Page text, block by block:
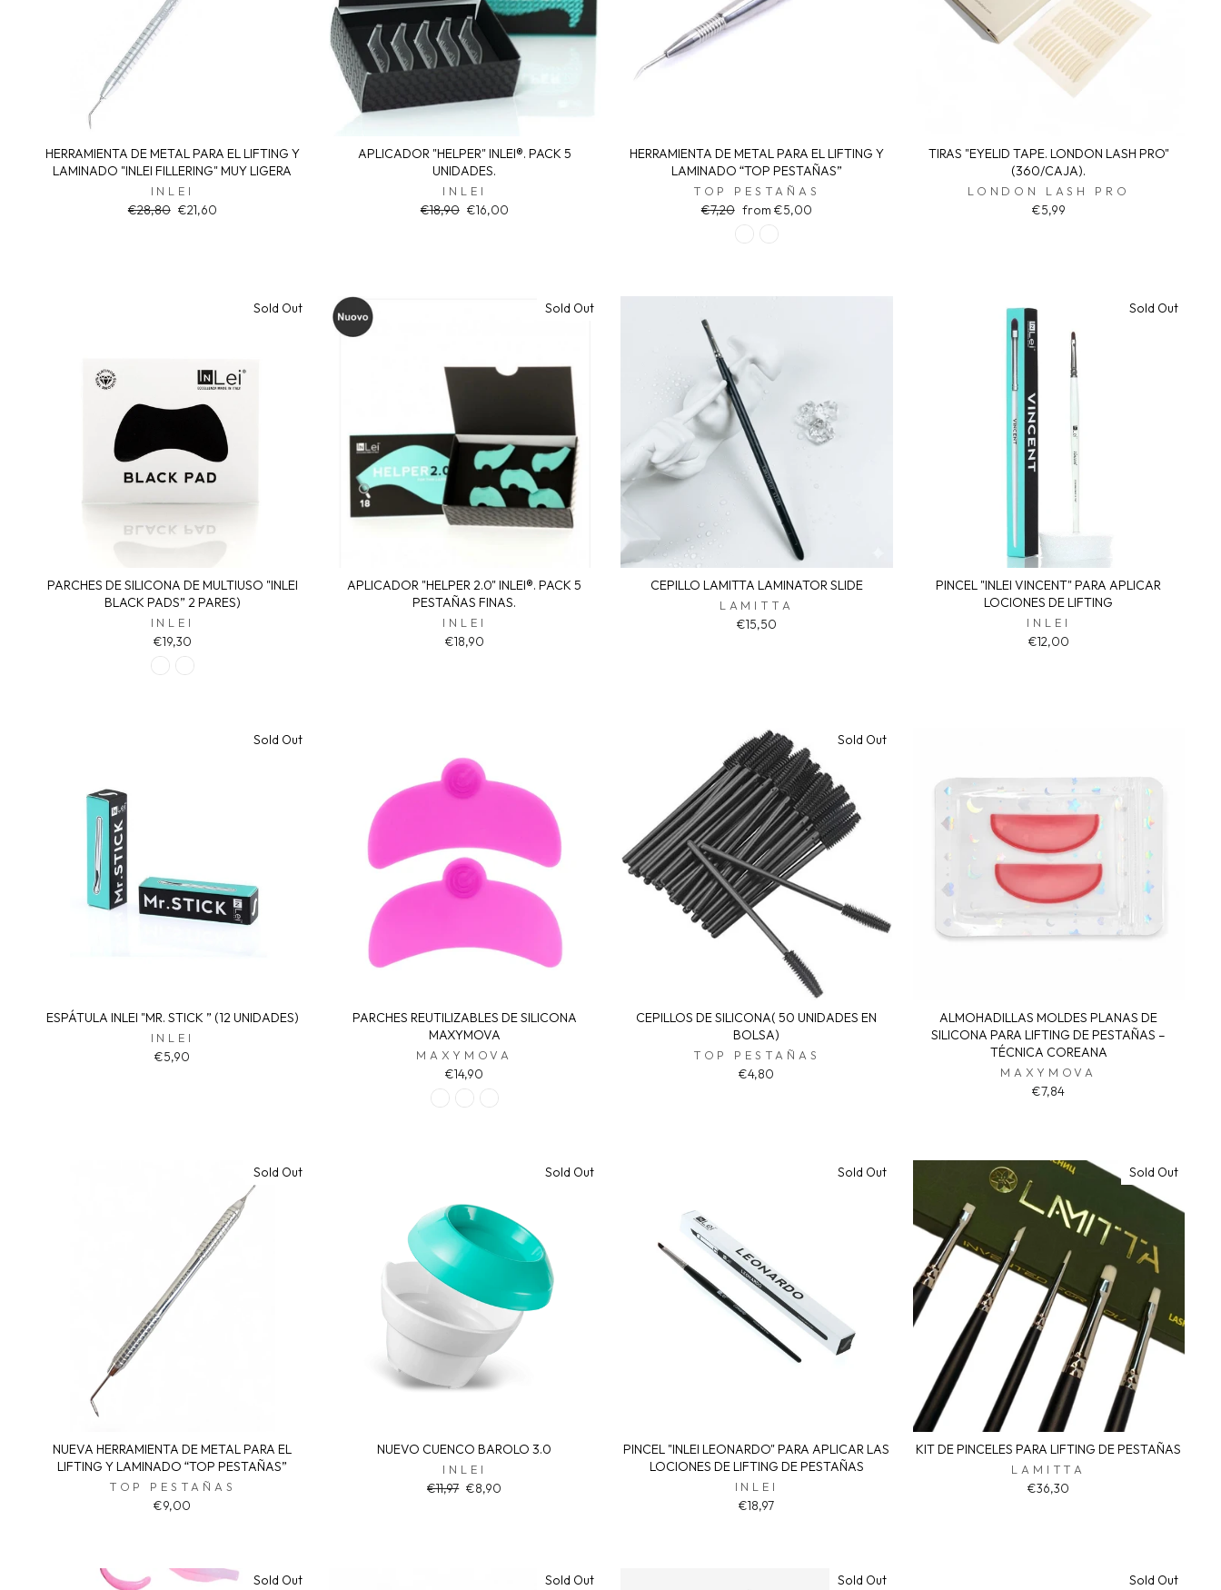
HERRAMIENTA DE METAL PARA EL LIFTING Y
LAMINADO "INLEI FILLERING" MUY LIGERA
INLEI
Regular
€28,80 Sale
€21,60
APLICADOR "HELPER" INLEI®. PACK 5
UNIDADES.
INLEI
Regular
€18,90 Sale
€16,00
HERRAMIENTA DE METAL PARA EL LIFTING Y
LAMINADO “TOP PESTAÑAS”
TOP PESTAÑAS
Regular
€7,20 Sale
price
from €5,00
TIRAS "EYELID TAPE. LONDON LASH PRO"
(360/CAJA).
LONDON LASH PRO
€5,99
Sold Out
PARCHES DE SILICONA DE MULTIUSO "INLEI
BLACK PADS” 2 PARES)
INLEI
€19,30
Sold Out
APLICADOR "HELPER 2.0" INLEI®. PACK 5
PESTAÑAS FINAS.
INLEI
€18,90
CEPILLO LAMITTA LAMINATOR SLIDE
LAMITTA
€15,50
Sold Out
PINCEL "INLEI VINCENT" PARA APLICAR
LOCIONES DE LIFTING
INLEI
€12,00
Sold Out
ESPÁTULA INLEI "MR. STICK ” (12 UNIDADES)
INLEI
€5,90
PARCHES REUTILIZABLES DE SILICONA
MAXYMOVA
MAXYMOVA
€14,90
Sold Out
CEPILLOS DE SILICONA( 50 UNIDADES EN
BOLSA)
TOP PESTAÑAS
€4,80
ALMOHADILLAS MOLDES PLANAS DE
SILICONA PARA LIFTING DE PESTAÑAS –
TÉCNICA COREANA
MAXYMOVA
€7,84
Sold Out
NUEVA HERRAMIENTA DE METAL PARA EL
LIFTING Y LAMINADO “TOP PESTAÑAS”
TOP PESTAÑAS
€9,00
Sold Out
NUEVO CUENCO BAROLO 3.0
INLEI
Regular
€11,97 Sale
€8,90
Sold Out
PINCEL "INLEI LEONARDO" PARA APLICAR LAS
LOCIONES DE LIFTING DE PESTAÑAS
INLEI
€18,97
Sold Out
KIT DE PINCELES PARA LIFTING DE PESTAÑAS
LAMITTA
€36,30
Sold Out Sold Out Sold Out Sold Out